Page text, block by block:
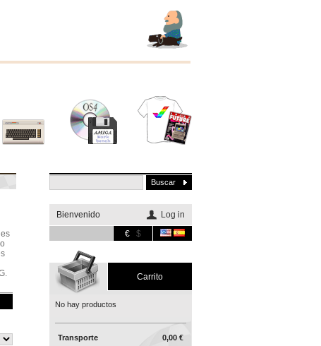
Bienvenido
Log in
€
$
Carrito
No hay productos
0,00 €
Transporte